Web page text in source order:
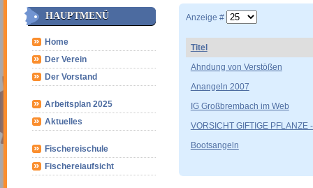
HAUPTMENÜ
Home
Der Verein
Der Vorstand
Arbeitsplan 2025
Aktuelles
Fischereischule
Fischereiaufsicht
Anzeige #
Titel
Ahndung von Verstößen
Anangeln 2007
IG Großbrembach im Web
VORSICHT GIFTIGE PFLANZE
Bootsangeln